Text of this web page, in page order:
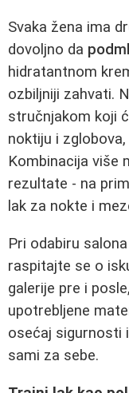
Svaka žena ima
dovoljno da
hidratantnom
ozbiljniji zahvati.
stručnjakom koji
noktiju i
Kombinacija više
rezultate - na
lak za nokte i
Pri odabiru
raspitajte se o
galerije pre i
upotrebljene
osećaj sigurnosti
sami za sebe.